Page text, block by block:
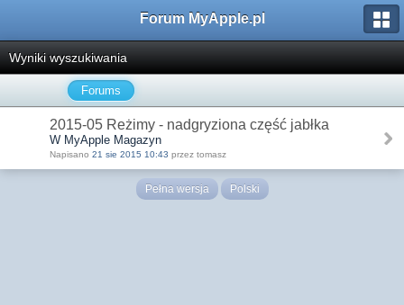
Forum MyApple.pl
Wyniki wyszukiwania
Forums
2015-05 Reżimy - nadgryziona część jabłka
W MyApple Magazyn
Napisano 21 sie 2015 10:43 przez tomasz
Pełna wersja Polski